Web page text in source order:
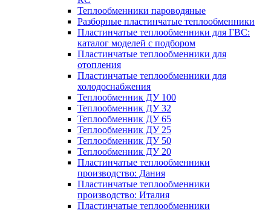
Теплообменники пароводяные
Разборные пластинчатые теплообменники
Пластинчатые теплообменники для ГВС:
каталог моделей с подбором
Пластинчатые теплообменники для
отопления
Пластинчатые теплообменники для
холодоснабжения
Теплообменник ДУ 100
Теплообменник ДУ 32
Теплообменник ДУ 65
Теплообменник ДУ 25
Теплообменник ДУ 50
Теплообменник ДУ 20
Пластинчатые теплообменники
производство: Дания
Пластинчатые теплообменники
производство: Италия
Пластинчатые теплообменники